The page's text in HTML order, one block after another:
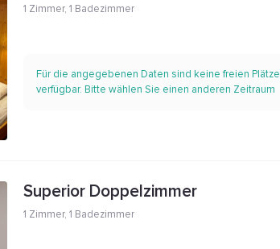
1 Zimmer, 1 Badezimmer
Für die angegebenen Daten sind keine freien Plätze
verfügbar. Bitte wählen Sie einen anderen Zeitraum
Superior Doppelzimmer
1 Zimmer, 1 Badezimmer